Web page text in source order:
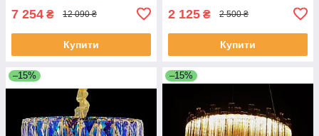
7 254 ₴ 12 090 ₴
Купити
2 125 ₴ 2 500 ₴
Купити
–15% –15%